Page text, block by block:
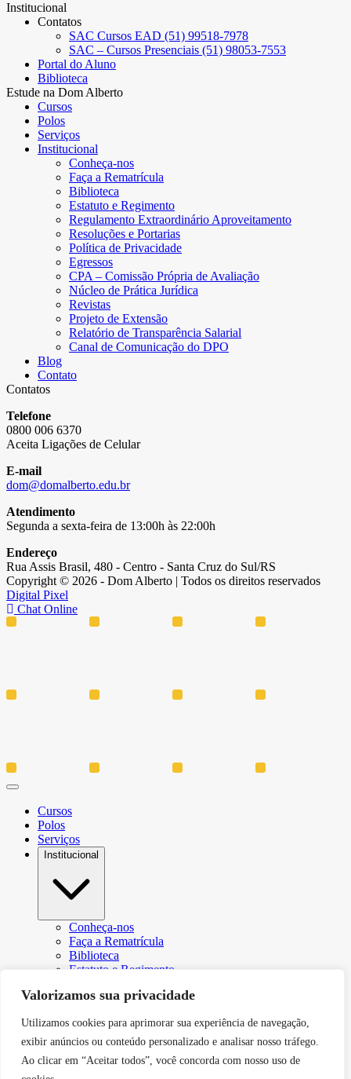
Valorizamos sua privacidade
Utilizamos cookies para aprimorar sua experiência de navegação,
exibir anúncios ou conteúdo personalizado e analisar nosso tráfego.
Ao clicar em “Aceitar todos”, você concorda com nosso uso de
Institucional
Contatos
SAC Cursos EAD (51) 99518-7978
SAC – Cursos Presenciais (51) 98053-7553
Portal do Aluno
Biblioteca
Estude na Dom Alberto
Cursos
Polos
Serviços
Institucional
Conheça-nos
Faça a Rematrícula
Biblioteca
Estatuto e Regimento
Regulamento Extraordinário Aproveitamento
Resoluções e Portarias
Política de Privacidade
Egressos
CPA – Comissão Própria de Avaliação
Núcleo de Prática Jurídica
Revistas
Projeto de Extensão
Relatório de Transparência Salarial
Canal de Comunicação do DPO
Blog
Contato
Contatos
Telefone
0800 006 6370
Aceita Ligações de Celular
E-mail
dom@domalberto.edu.br
Atendimento
Segunda a sexta-feira de 13:00h às 22:00h
Endereço
Rua Assis Brasil, 480 - Centro - Santa Cruz do Sul/RS
Copyright © 2026 - Dom Alberto | Todos os direitos reservados
Digital Pixel
Chat Online
Cursos
Polos
Serviços
Institucional
Conheça-nos
Faça a Rematrícula
Biblioteca
Estatuto e Regimento
Resoluções e Portarias
Egressos
CPA – Comissão Própria de Avaliação
Núcleo de Prática Jurídica
Revistas